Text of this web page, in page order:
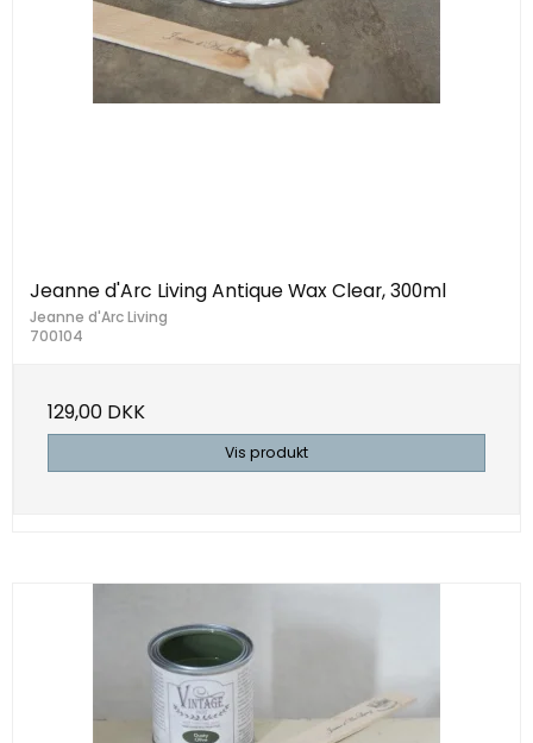
Jeanne d'Arc Living Antique Wax Clear, 300ml
Jeanne d'Arc Living
700104
129,00 DKK
Vis produkt